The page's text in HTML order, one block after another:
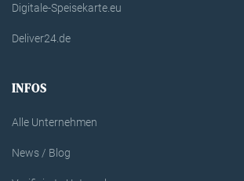
Digitale-Speisekarte.eu
Deliver24.de
INFOS
Alle Unternehmen
News / Blog